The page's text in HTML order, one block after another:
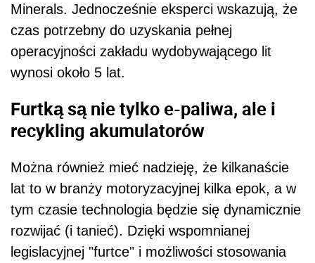
Minerals. Jednocześnie eksperci wskazują, że
czas potrzebny do uzyskania pełnej
operacyjności zakładu wydobywającego lit
wynosi około 5 lat.
Furtką są nie tylko e-paliwa, ale i
recykling akumulatorów
Można również mieć nadzieję, że kilkanaście
lat to w branży motoryzacyjnej kilka epok, a w
tym czasie technologia będzie się dynamicznie
rozwijać (i tanieć). Dzięki wspomnianej
legislacyjnej "furtce" i możliwości stosowania